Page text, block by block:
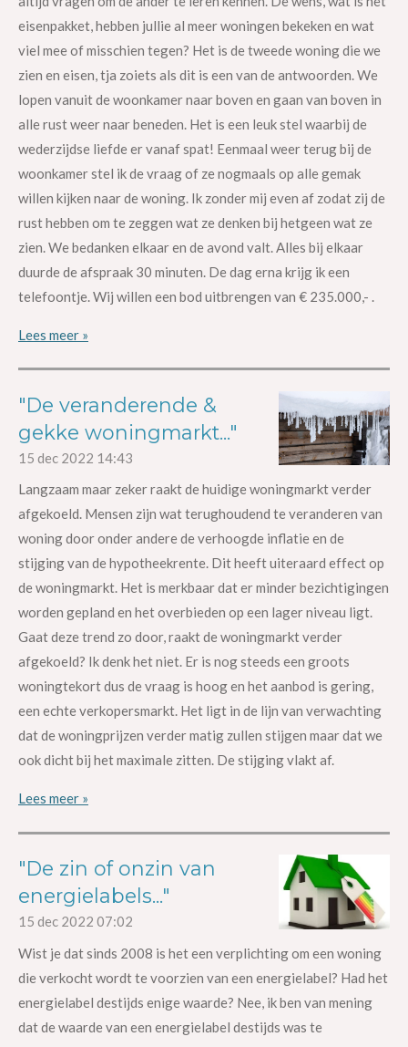
eisenpakket, hebben jullie al meer woningen bekeken en wat
viel mee of misschien tegen? Het is de tweede woning die we
zien en eisen, tja zoiets als dit is een van de antwoorden. We
lopen vanuit de woonkamer naar boven en gaan van boven in
alle rust weer naar beneden. Het is een leuk stel waarbij de
wederzijdse liefde er vanaf spat! Eenmaal weer terug bij de
woonkamer stel ik de vraag of ze nogmaals op alle gemak
willen kijken naar de woning. Ik zonder mij even af zodat zij de
rust hebben om te zeggen wat ze denken bij hetgeen wat ze
zien. We bedanken elkaar en de avond valt. Alles bij elkaar
duurde de afspraak 30 minuten. De dag erna krijg ik een
telefoontje. Wij willen een bod uitbrengen van € 235.000,- .
Lees meer »
"De veranderende &
gekke woningmarkt..."
15 dec 2022 14:43
Langzaam maar zeker raakt de huidige woningmarkt verder
afgekoeld. Mensen zijn wat terughoudend te veranderen van
woning door onder andere de verhoogde inflatie en de
stijging van de hypotheekrente. Dit heeft uiteraard effect op
de woningmarkt. Het is merkbaar dat er minder bezichtigingen
worden gepland en het overbieden op een lager niveau ligt.
Gaat deze trend zo door, raakt de woningmarkt verder
afgekoeld? Ik denk het niet. Er is nog steeds een groots
woningtekort dus de vraag is hoog en het aanbod is gering,
een echte verkopersmarkt. Het ligt in de lijn van verwachting
dat de woningprijzen verder matig zullen stijgen maar dat we
ook dicht bij het maximale zitten. De stijging vlakt af.
Lees meer »
"De zin of onzin van
energielabels..."
15 dec 2022 07:02
Wist je dat sinds 2008 is het een verplichting om een woning
die verkocht wordt te voorzien van een energielabel? Had het
energielabel destijds enige waarde? Nee, ik ben van mening
dat de waarde van een energielabel destijds was te